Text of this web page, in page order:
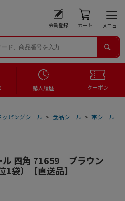
会員登録 カート メニュー
購入履歴 クーポン
ッピングシール > 食品シール > 帯シール
ル 四角 71659 ブラウン
袋）【直送品】